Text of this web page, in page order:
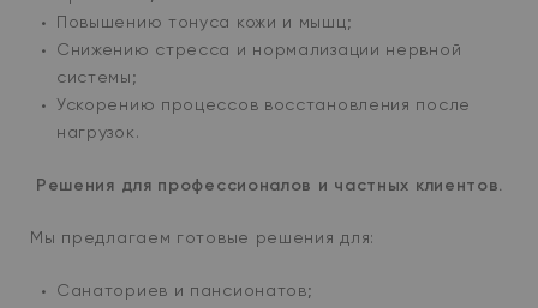
Повышению тонуса кожи и мышц;
Снижению стресса и нормализации нервной
системы;
Ускорению процессов восстановления после
нагрузок.
Решения для профессионалов и частных клиентов.
Мы предлагаем готовые решения для:
Санаториев и пансионатов;